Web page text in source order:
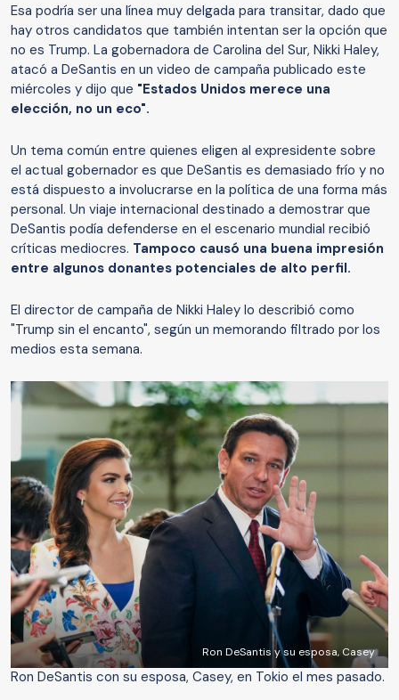
Esa podría ser una línea muy delgada para transitar, dado que
hay otros candidatos que también intentan ser la opción que
no es Trump. La gobernadora de Carolina del Sur, Nikki Haley,
atacó a DeSantis en un video de campaña publicado este
miércoles y dijo que "Estados Unidos merece una
elección, no un eco".
Un tema común entre quienes eligen al expresidente sobre
el actual gobernador es que DeSantis es demasiado frío y no
está dispuesto a involucrarse en la política de una forma más
personal. Un viaje internacional destinado a demostrar que
DeSantis podía defenderse en el escenario mundial recibió
críticas mediocres. Tampoco causó una buena impresión
entre algunos donantes potenciales de alto perfil.
El director de campaña de Nikki Haley lo describió como
"Trump sin el encanto", según un memorando filtrado por los
medios esta semana.
Ron DeSantis y su esposa, Casey
Ron DeSantis con su esposa, Casey, en Tokio el mes pasado.